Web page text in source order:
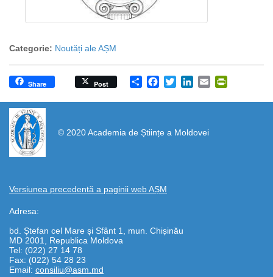
Categorie: Noutăți ale AȘM
Share
Share Post Facebook
TwitterLinkedIn
Email
© 2020 Academia de Științe a Moldovei
Versiunea precedentă a paginii web AȘM
Adresa:
bd. Ștefan cel Mare și Sfânt 1, mun. Chișinău
MD 2001, Republica Moldova
Tel: (022) 27 14 78
Fax: (022) 54 28 23
Email: consiliu@asm.md
https://propletenie.ru/